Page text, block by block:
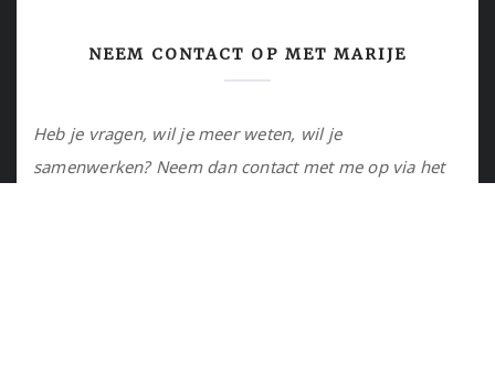
NEEM CONTACT OP MET MARIJE
Heb je vragen, wil je meer weten, wil je
samenwerken? Neem dan contact met me op via het